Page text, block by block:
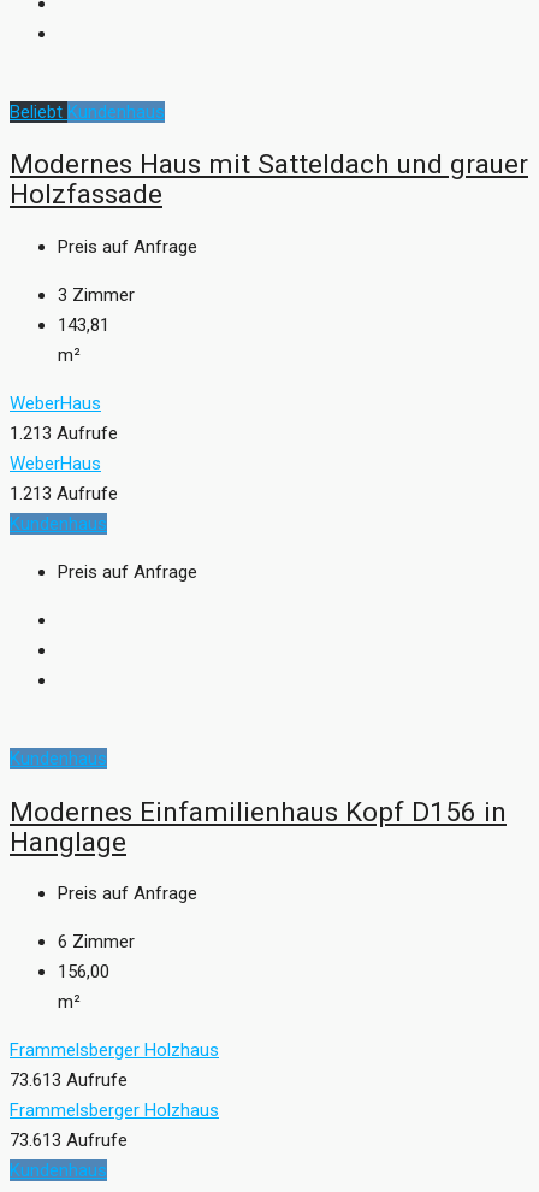
Beliebt Kundenhaus
Modernes Haus mit Satteldach und grauer
Holzfassade
Preis auf Anfrage
3 Zimmer
143,81
m²
WeberHaus
1.213 Aufrufe
WeberHaus
1.213 Aufrufe
Kundenhaus
Preis auf Anfrage
Kundenhaus
Modernes Einfamilienhaus Kopf D156 in
Hanglage
Preis auf Anfrage
6 Zimmer
156,00
m²
Frammelsberger Holzhaus
73.613 Aufrufe
Frammelsberger Holzhaus
73.613 Aufrufe
Kundenhaus